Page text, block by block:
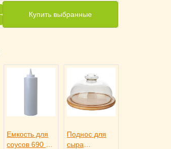
Купить выбранные
Емкость для
соусов 690 мл
Поднос для
сыра